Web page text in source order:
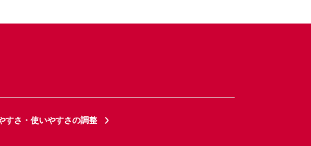
すさ・使いやすさの調整